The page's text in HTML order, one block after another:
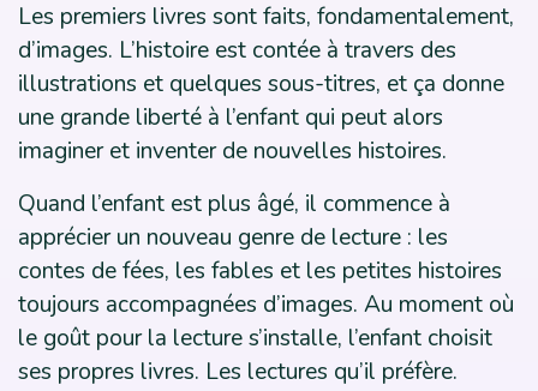
Les premiers livres sont faits, fondamentalement,
d’images. L’histoire est contée à travers des
illustrations et quelques sous-titres, et ça donne
une grande liberté à l’enfant qui peut alors
imaginer et inventer de nouvelles histoires.
Quand l’enfant est plus âgé, il commence à
apprécier un nouveau genre de lecture : les
contes de fées, les fables et les petites histoires
toujours accompagnées d’images. Au moment où
le goût pour la lecture s’installe, l’enfant choisit
ses propres livres. Les lectures qu’il préfère.